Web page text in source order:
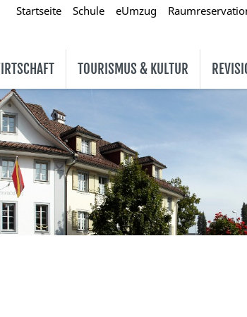
Startseite Schule eUmzug
TOURISMUS & KULTUR